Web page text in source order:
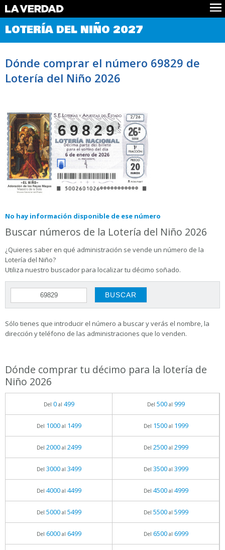
Comprobar Loteria del Niño
Premios
Noticias
Datos
LOTERÍA DEL NIÑO 2027
Dónde comprar el número 69829 de
Lotería del Niño 2026
69829
No hay información disponible de ese número
Buscar números de la Lotería del Niño 2026
¿Quieres saber en qué administración se vende un número de la
Lotería del Niño?
Utiliza nuestro buscador para localizar tu décimo soñado.
Sólo tienes que introducir el número a buscar y verás el nombre, la
dirección y teléfono de las administraciones que lo venden.
Dónde comprar tu décimo para la lotería de
Niño 2026
Del 0al 499 Del 500al 999
Del 1000al 1499 Del 1500al 1999
Del 2000al 2499 Del 2500al 2999
Del 3000al 3499 Del 3500al 3999
Del 4000al 4499 Del 4500al 4999
Del 5000al 5499 Del 5500al 5999
Del 6000al 6499 Del 6500al 6999